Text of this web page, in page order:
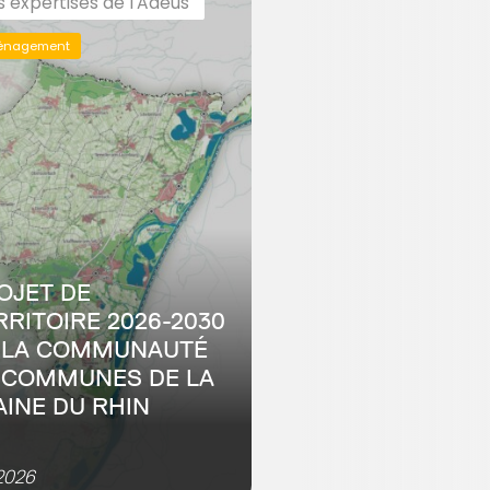
DE
2026-2030
COMMUNAUTÉ
DE LA
DU RHIN
et des enjeux pour